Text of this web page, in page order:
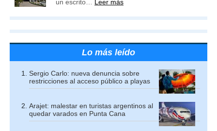
un escrito… Leer más
Lo más leído
Sergio Carlo: nueva denuncia sobre
restricciones al acceso público a playas
Arajet: malestar en turistas argentinos al
quedar varados en Punta Cana